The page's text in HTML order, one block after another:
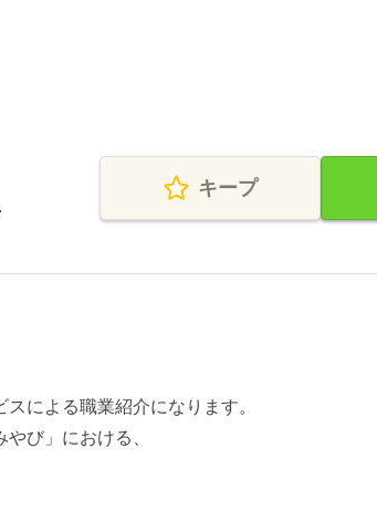
キープ
による職業紹介になります。
び」における、